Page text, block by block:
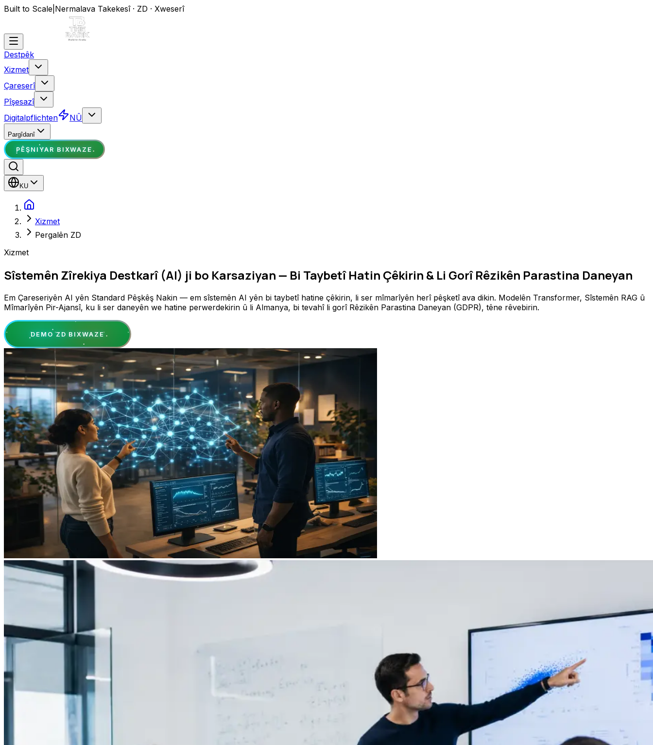
Built to Scale Nermalava Takekesî · ZD · Xweserî
Destpêk
Xizmet
Çareserî
Pîşesazî
Digitalpflichten
NÛ
Pargîdanî
PÊŞNIYAR BIXWAZE
KU
Xizmet
Pergalên ZD
Xizmet
Sîstemên Zîrekiya Destkarî (AI) ji bo Karsaziyan — Bi Taybetî Hatin Çêkirin & Li Gorî Rêzikên Parastina Daneyan
Em Çareseriyên AI yên Standard Pêşkêş Nakin — em sîstemên AI yên bi taybetî hatine çêkirin, li ser mîmarîyên herî pêşketî ava dikin. Modelên Transformer, Sîstemên RAG û
Mîmarîyên Pir-Ajansî, ku li ser daneyên we hatine perwerdekirin û li Almanya, bi tevahî li gorî Rêzikên Parastina Daneyan (GDPR), têne rêvebirin.
DEMO ZD BIXWAZE